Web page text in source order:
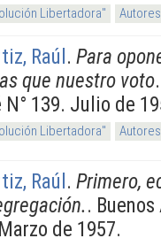
Libertadora"
Raúl. Para
que nuestro voto
N° 139. Julio de
Libertadora"
Raúl. Primero,
.
de 1957.